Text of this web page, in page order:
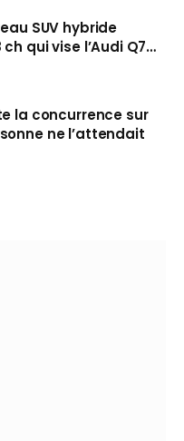
SUV hybride
qui vise l’Audi Q7
automne
la concurrence sur
ne l’attendait